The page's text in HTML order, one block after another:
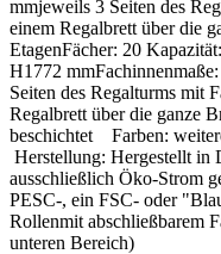
mmjeweils 3 Seiten des
einem Regalbrett über die
EtagenFächer: 20
H1772
Seiten des Regalturms mit
Regalbrett über die ganze
beschichtet Farben:
Herstellung: Hergestellt in
ausschließlich Öko-Strom
PESC-, ein FSC- oder
Rollenmit abschließbarem
unteren Bereich)